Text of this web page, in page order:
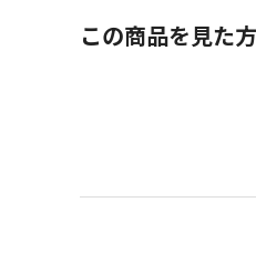
この商品を見た